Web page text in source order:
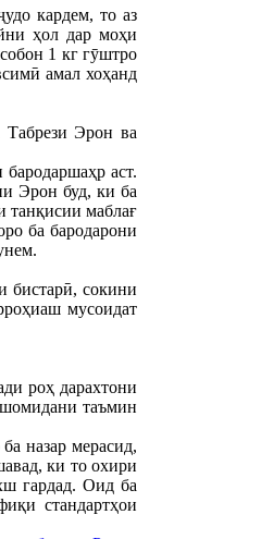
кардем, то аз
ҳол дар моҳи
1 кг гӯштро
амал хоҳанд
Эрон ва
аст.
Эрон буд, ки ба
танқисии маблағ
ба бародарони
бистарӣ, сокини
мусоидат
роҳ дарахтони
таъмин
назар мерасид,
ки то охири
гардад. Оид ба
стандартҳои